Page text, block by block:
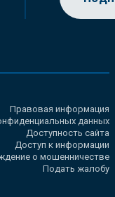
Правовая информация
данных
Доступность сайта
Доступ к информации
о мошенничестве
Подать жалобу